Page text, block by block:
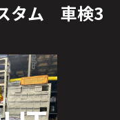
タム 車検3